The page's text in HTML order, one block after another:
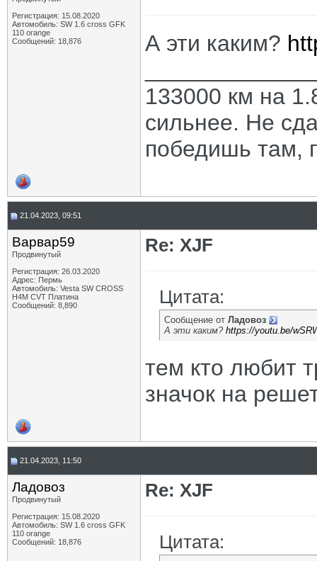
Регистрация: 15.08.2020
Автомобиль: SW 1.6 cross GFK
110 orange
Сообщений: 18,876
А эти каким?
133000 км на
сильнее. Не
победишь там,
21.04.2023, 09:51
Варвар59
Продвинутый
Регистрация: 26.03.2020
Адрес: Пермь
Автомобиль: Vesta SW CROSS
H4M CVT Платина
Сообщений: 8,890
Re: XJF
Цитата:
Сообщение от Ладовоз
А эти каким? https://youtu.be/
тем кто любит
значок на
21.04.2023, 11:50
Ладовоз
Продвинутый
Регистрация: 15.08.2020
Автомобиль: SW 1.6 cross GFK
110 orange
Сообщений: 18,876
Re: XJF
Цитата: